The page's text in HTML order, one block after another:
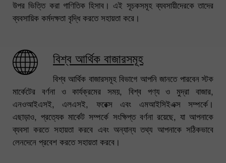
উপর ভিত্তি করা গাণিতিক হিসাব। এই সূচকসমূহ ব্যবসায়ীদেরকে তাদের
ব্যবসায়িক কর্মদক্ষতা বৃদ্ধি করতে সহায়তা করে।
বিশ্ব আর্থিক বাজারসমূহ
বিশ্ব আর্থিক বাজারসমূহ বিভাগে আপনি জানতে পারবেন স্টক
মার্কেটের বর্ণনা ও কার্যক্রমের সময়, বিশ্ব পণ্য ও মুদ্রা বাজার,
এনওআইএসই, এলএসই, ফরেক্স এবং এমআইসিইএক্স সম্পর্কে।
এছাড়াও, প্রত্যেক মার্কেট সম্পর্কে সংক্ষিপ্ত বর্ণনা রয়েছে, যা আপনাকে
ব্যবসা করতে সহায়তা করবে এবং অন্যান্য তথ্য আপনাকে সঠিকভাবে
লেনদেনে প্রবেশ করতে সহায়তা করবে।